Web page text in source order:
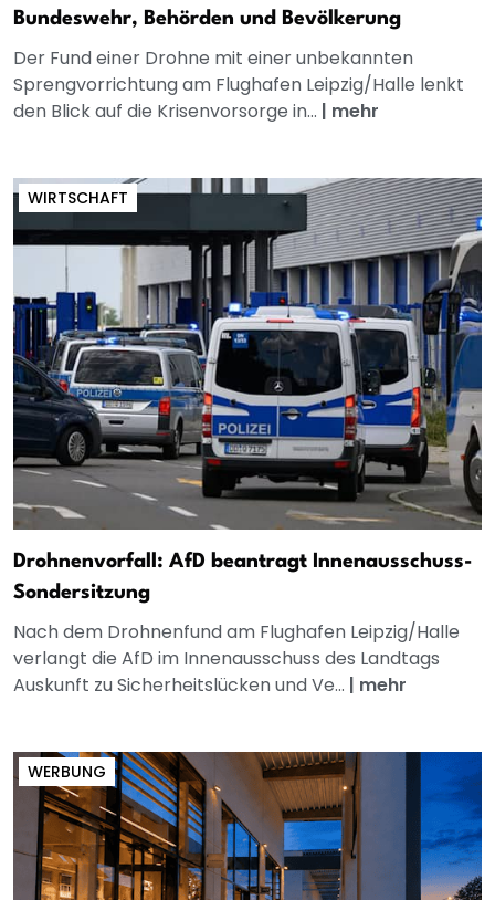
Bundeswehr, Behörden und Bevölkerung
Der Fund einer Drohne mit einer unbekannten
Sprengvorrichtung am Flughafen Leipzig/Halle lenkt
den Blick auf die Krisenvorsorge in... | mehr
WIRTSCHAFT
Drohnenvorfall: AfD beantragt Innenausschuss-
Sondersitzung
Nach dem Drohnenfund am Flughafen Leipzig/Halle
verlangt die AfD im Innenausschuss des Landtags
Auskunft zu Sicherheitslücken und Ve... | mehr
WERBUNG